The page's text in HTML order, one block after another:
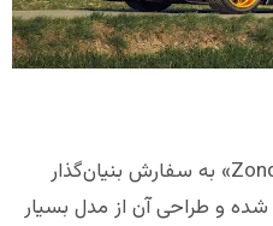
خودروی یک‌نسخه‌ای «Zonda Unica» به سفارش بنیان‌گذار
و طراحی آن از مدل بسیار